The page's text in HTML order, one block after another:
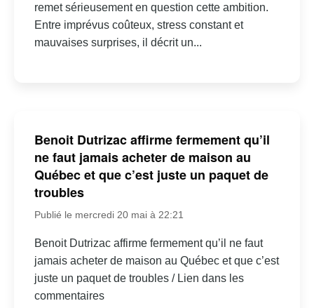
remet sérieusement en question cette ambition.
Entre imprévus coûteux, stress constant et
mauvaises surprises, il décrit un...
Benoit Dutrizac affirme fermement qu’il
ne faut jamais acheter de maison au
Québec et que c’est juste un paquet de
troubles
Publié le mercredi 20 mai à 22:21
Benoit Dutrizac affirme fermement qu’il ne faut
jamais acheter de maison au Québec et que c’est
juste un paquet de troubles / Lien dans les
commentaires